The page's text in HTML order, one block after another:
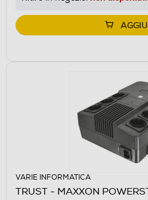
VARIE INFORMATICA
TRUST - MAXXON